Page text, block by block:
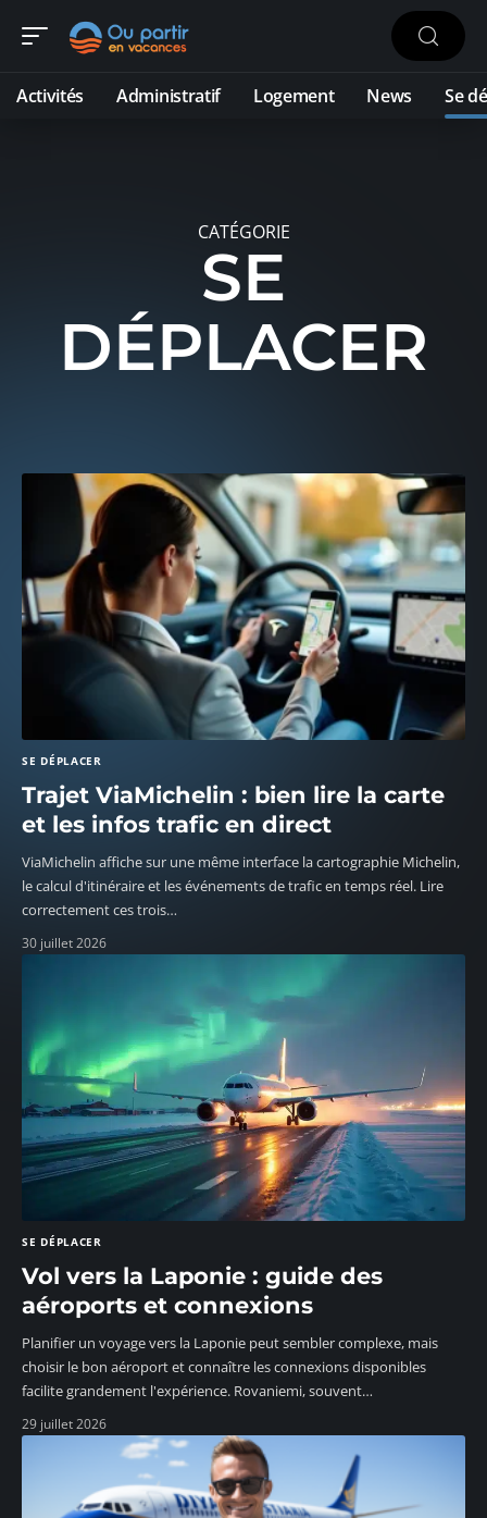
Activités Administratif Logement News Se
CATÉGORIE
SE
DÉPLACER
SE DÉPLACER
Trajet ViaMichelin : bien lire la carte
et les infos trafic en direct
ViaMichelin affiche sur une même interface la cartographie Michelin,
le calcul d'itinéraire et les événements de trafic en temps réel. Lire
correctement ces trois…
30 juillet 2026
SE DÉPLACER
Vol vers la Laponie : guide des
aéroports et connexions
Planifier un voyage vers la Laponie peut sembler complexe, mais
choisir le bon aéroport et connaître les connexions disponibles
facilite grandement l'expérience. Rovaniemi, souvent…
29 juillet 2026